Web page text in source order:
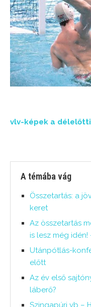
vlv-képek a
A témába vág
Összetartás: a
keret
Az összetartás
is lesz még
Utánpótlás-
előtt
Az év első
láberő?
Szingapúri vb –